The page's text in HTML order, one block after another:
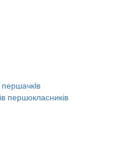
першачкiв
першокласників